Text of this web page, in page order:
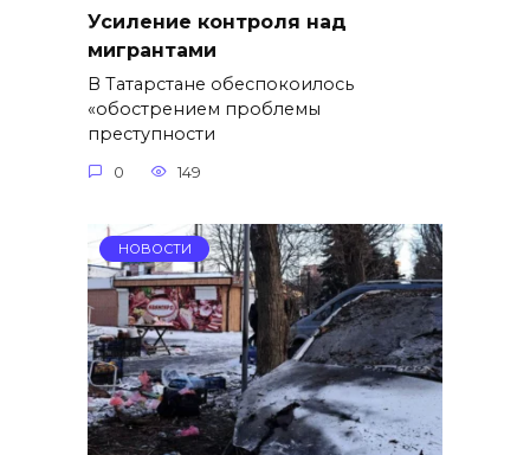
Усиление контроля над
мигрантами
В Татарстане обеспокоилось
«обострением проблемы
преступности
0 149
НОВОСТИ